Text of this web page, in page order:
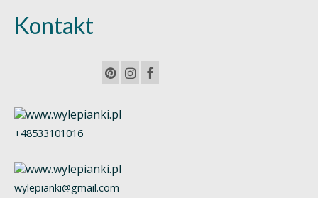
Kontakt
+48533101016
wylepianki@gmail.com